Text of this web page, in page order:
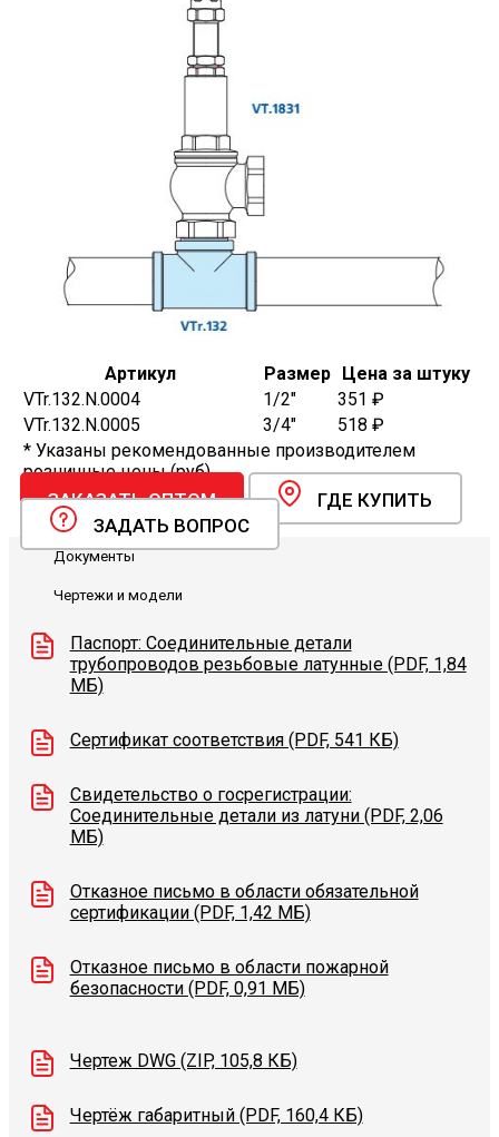
Артикул Размер Цена за штуку
VTr.132.N.0004
1/2"
351 ₽
VTr.132.N.0005
3/4"
518 ₽
* Указаны рекомендованные производителем
розничные цены (руб).
ЗАКАЗАТЬ ОПТОМ
ГДЕ КУПИТЬ
ЗАДАТЬ ВОПРОС
Документы
Чертежи и модели
Паспорт: Соединительные детали
трубопроводов резьбовые латунные (PDF, 1,84
МБ)
Сертификат соответствия (PDF, 541 КБ)
Свидетельство о госрегистрации:
Соединительные детали из латуни (PDF, 2,06
МБ)
Отказное письмо в области обязательной
сертификации (PDF, 1,42 МБ)
Отказное письмо в области пожарной
безопасности (PDF, 0,91 МБ)
Чертеж DWG (ZIP, 105,8 КБ)
Чертёж габаритный (PDF, 160,4 КБ)